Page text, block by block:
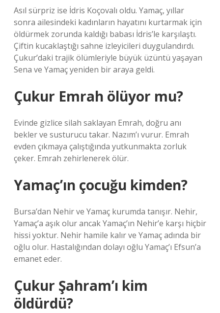
Asıl sürpriz ise İdris Koçovalı oldu. Yamaç, yıllar
sonra ailesindeki kadınların hayatını kurtarmak için
öldürmek zorunda kaldığı babası İdris’le karşılaştı.
Çiftin kucaklaştığı sahne izleyicileri duygulandırdı.
Çukur’daki trajik ölümleriyle büyük üzüntü yaşayan
Sena ve Yamaç yeniden bir araya geldi.
Çukur Emrah ölüyor mu?
Evinde gizlice silah saklayan Emrah, doğru anı
bekler ve susturucu takar. Nazım’ı vurur. Emrah
evden çıkmaya çalıştığında yutkunmakta zorluk
çeker. Emrah zehirlenerek ölür.
Yamaç’ın çocuğu kimden?
Bursa’dan Nehir ve Yamaç kurumda tanışır. Nehir,
Yamaç’a aşık olur ancak Yamaç’ın Nehir’e karşı hiçbir
hissi yoktur. Nehir hamile kalır ve Yamaç adında bir
oğlu olur. Hastalığından dolayı oğlu Yamaç’ı Efsun’a
emanet eder.
Çukur Şahram’ı kim
öldürdü?